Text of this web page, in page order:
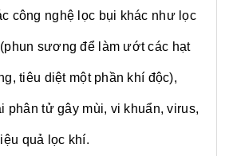
công nghệ lọc bụi khác như lọc
sương để làm ướt các hạt
tiêu diệt một phần khí độc),
phân tử gây mùi, vi khuẩn, virus,
quả lọc khí.